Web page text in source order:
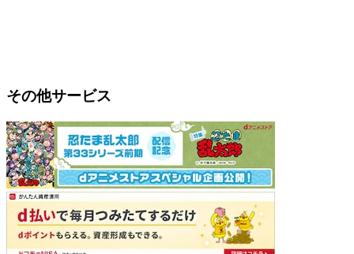
その他サービス